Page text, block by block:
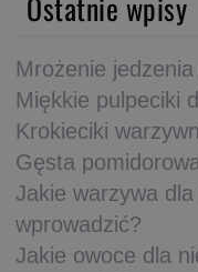
Mrożenie
Miękkie pulpeciki
Krokieciki
Gęsta
Jakie warzywa
wprowadzić?
Jakie owoce dla